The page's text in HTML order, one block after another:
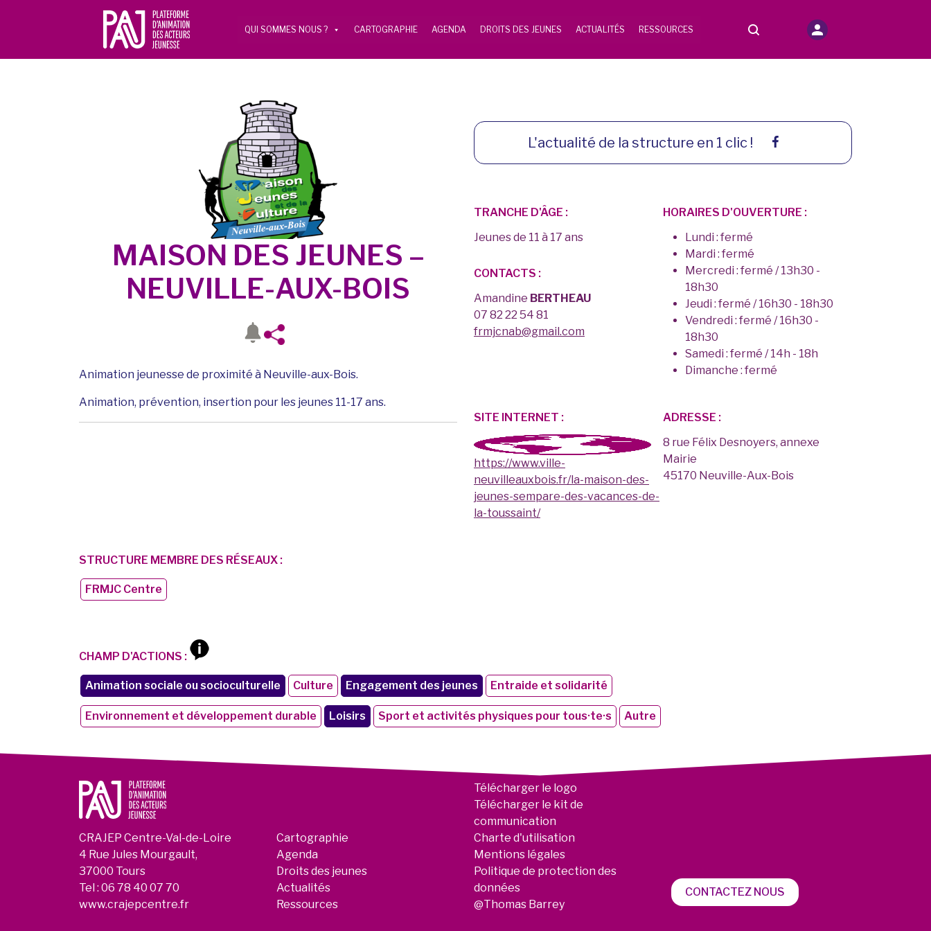
QUI SOMMES NOUS ? CARTOGRAPHIE AGENDA DROITS DES JEUNES ACTUALITÉS RESSOURCES
MAISON DES JEUNES –
NEUVILLE-AUX-BOIS
Animation jeunesse de proximité à Neuville-aux-Bois.
Animation, prévention, insertion pour les jeunes 11-17 ans.
L'actualité de la structure en 1 clic !
TRANCHE D'ÂGE :
Jeunes de 11 à 17 ans
CONTACTS :
Amandine BERTHEAU
07 82 22 54 81
frmjcnab@gmail.com
HORAIRES D'OUVERTURE :
Lundi : fermé
Mardi : fermé
Mercredi : fermé / 13h30 -
18h30
Jeudi : fermé / 16h30 - 18h30
Vendredi : fermé / 16h30 -
18h30
Samedi : fermé / 14h - 18h
Dimanche : fermé
SITE INTERNET :
https://www.ville-
neuvilleauxbois.fr/la-maison-des-
jeunes-sempare-des-vacances-de-
la-toussaint/
ADRESSE :
8 rue Félix Desnoyers, annexe
Mairie
45170 Neuville-Aux-Bois
STRUCTURE MEMBRE DES RÉSEAUX :
FRMJC Centre
CHAMP D'ACTIONS :
Animation sociale ou socioculturelle Culture Engagement des jeunes Entraide et solidarité
Environnement et développement durable Loisirs Sport et activités physiques pour tous·te·s Autre
CRAJEP Centre-Val-de-Loire
4 Rue Jules Mourgault,
37000 Tours
Tel : 06 78 40 07 70
www.crajepcentre.fr
Cartographie
Agenda
Droits des jeunes
Actualités
Ressources
Télécharger le logo
Télécharger le kit de
communication
Charte d'utilisation
Mentions légales
Politique de protection des
données
@Thomas Barrey
CONTACTEZ NOUS